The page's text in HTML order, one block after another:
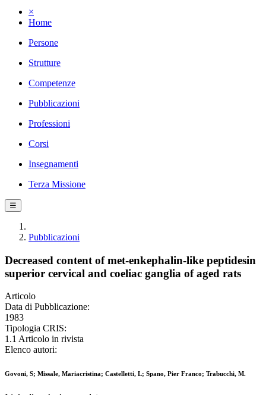
×
Home
Persone
Strutture
Competenze
Pubblicazioni
Professioni
Corsi
Insegnamenti
Terza Missione
☰
Pubblicazioni
Decreased content of met-enkephalin-like peptidesin
superior cervical and coeliac ganglia of aged rats
Articolo
Data di Pubblicazione:
1983
Tipologia CRIS:
1.1 Articolo in rivista
Elenco autori:
Govoni, S; Missale, Mariacristina; Castelletti, L; Spano, Pier Franco; Trabucchi, M.